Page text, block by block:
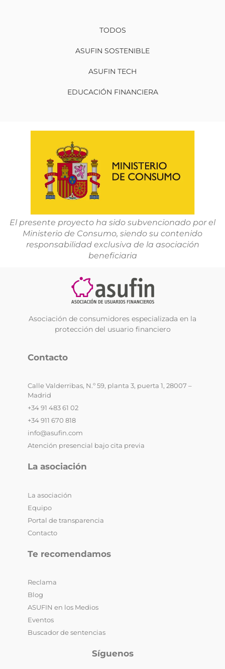
TODOS
ASUFIN SOSTENIBLE
ASUFIN TECH
EDUCACIÓN FINANCIERA
El presente proyecto ha sido subvencionado por el
Ministerio de Consumo, siendo su contenido
responsabilidad exclusiva de la asociación
beneficiaria
Asociación de consumidores especializada en la
protección del usuario financiero
Contacto
Calle Valderribas, N.º 59, planta 3, puerta 1, 28007 –
Madrid
+34 91 483 61 02
+34 911 670 818
info@asufin.com
Atención presencial bajo cita previa
La asociación
La asociación
Equipo
Portal de transparencia
Contacto
Te recomendamos
Reclama
Blog
ASUFIN en los Medios
Eventos
Buscador de sentencias
Síguenos